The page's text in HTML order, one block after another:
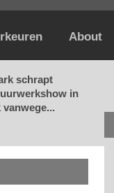
About
schrapt
in